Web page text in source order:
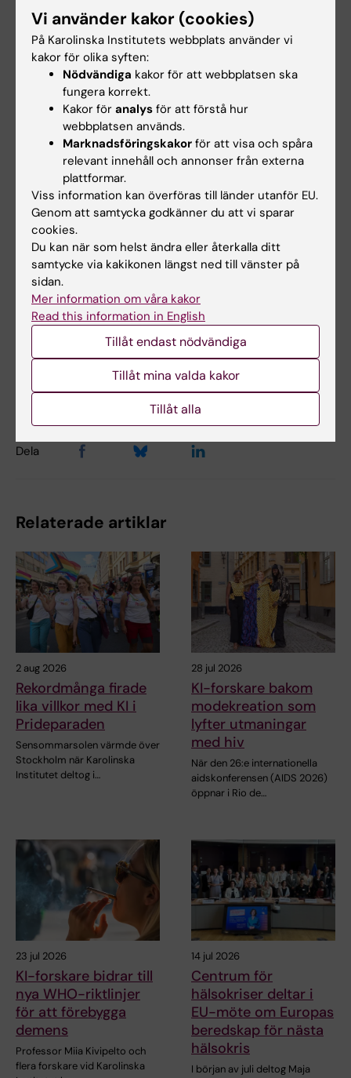
resurser som göra mest nytta i en hälsokris.
Centrum för hälsokriser kommer att fortsätta
driva frågan tillsammans med nätverket, och
har även publiceratslutsatserna från forumet
som finns tillgängliga för nedladdning.
Slutsatser från Hälsokrisforum 2024 (PDF,
962.29 KB)
Tags
Centrum för hälsokriser Hälso- och sjukvård
Samverkan
Åsa Svensson 2025-03-18
Åsa Svensson
Dela
Relaterade artiklar
2 aug 2026
Rekordmånga firade
lika villkor med KI i
Prideparaden
Sensommarsolen värmde över
Stockholm när Karolinska
Institutet deltog i…
28 jul 2026
KI-forskare bakom
modekreation som
lyfter utmaningar
med hiv
När den 26:e internationella
aidskonferensen (AIDS 2026)
öppnar i Rio de…
23 jul 2026
KI-forskare bidrar till
nya WHO-riktlinjer
för att förebygga
demens
Professor Miia Kivipelto och
flera forskare vid Karolinska
14 jul 2026
Centrum för
hälsokriser deltar i
EU-möte om Europas
beredskap för nästa
hälsokris
I början av juli deltog Maja
Vi använder kakor (cookies)
På Karolinska Institutets webbplats använder vi
kakor för olika syften:
Nödvändiga kakor för att webbplatsen ska
fungera korrekt.
Kakor för analys för att förstå hur
webbplatsen används.
Marknadsföringskakor för att visa och spåra
relevant innehåll och annonser från externa
plattformar.
Viss information kan överföras till länder utanför EU.
Genom att samtycka godkänner du att vi sparar
cookies.
Du kan när som helst ändra eller återkalla ditt
samtycke via kakikonen längst ned till vänster på
sidan.
Mer information om våra kakor
Read this information in English
Tillåt endast nödvändiga
Tillåt mina valda kakor
Tillåt alla